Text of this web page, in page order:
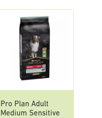
Pro Plan Adult
Medium Sensitive